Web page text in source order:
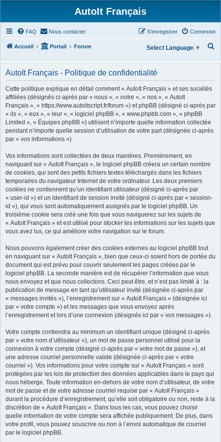
AutoIt Français
FAQ Nous contacter Connexion
S’enregistrer
Accueil Portail Forum
h
r
Select Language ▼
AutoIt Français - Politique de confidentialité
Cette politique explique en détail comment « AutoIt Français » et ses sociétés
affiliées (désignés ci-après par « nous », « notre », « nos », « AutoIt
Français », « https://www.autoitscript.fr/forum ») et phpBB (désigné ci-après par
« ils », « eux », « leur », « logiciel phpBB », « www.phpbb.com », « phpBB
Limited », « Équipes phpBB ») utilisent n’importe quelle information collectée
pendant n’importe quelle session d’utilisation de votre part (désignée ci-après
par « vos informations »).
Vos informations sont collectées de deux manières. Premièrement, en
naviguant sur « AutoIt Français », le logiciel phpBB créera un certain nombre
de cookies, qui sont des petits fichiers textes téléchargés dans les fichiers
temporaires du navigateur Internet de votre ordinateur. Les deux premiers
cookies ne contiennent qu’un identifiant utilisateur (désigné ci-après par
« user-id ») et un identifiant de session invité (désigné ci-après par « session-
id »), qui vous sont automatiquement assignés par le logiciel phpBB. Un
troisième cookie sera créé une fois que vous naviguerez sur les sujets de
« AutoIt Français » et est utilisé pour stocker les informations sur les sujets que
vous avez lus, ce qui améliore votre navigation sur le forum.
Nous pouvons également créer des cookies externes au logiciel phpBB tout
en naviguant sur « AutoIt Français », bien que ceux-ci soient hors de portée du
document qui est prévu pour couvrir seulement les pages créées par le
logiciel phpBB. La seconde manière est de récupérer l’information que vous
nous envoyez et que nous collectons. Ceci peut être, et n’est pas limité à : la
publication de message en tant qu’utilisateur invité (désignée ci-après par
« messages invités »), l’enregistrement sur « AutoIt Français » (désignée ici
par « votre compte ») et les messages que vous envoyez après
l’enregistrement et lors d’une connexion (désignés ici par « vos messages »).
Votre compte contiendra au minimum un identifiant unique (désigné ci-après
par « votre nom d’utilisateur »), un mot de passe personnel utilisé pour la
connexion à votre compte (désigné ci-après par « votre mot de passe »), et
une adresse courriel personnelle valide (désignée ci-après par « votre
courriel »). Vos informations pour votre compte sur « AutoIt Français » sont
protégées par les lois de protection des données applicables dans le pays qui
nous héberge. Toute information en-dehors de votre nom d’utilisateur, de votre
mot de passe et de votre adresse courriel requise par « AutoIt Français »
durant la procédure d’enregistrement, qu’elle soit obligatoire ou non, reste à la
discrétion de « AutoIt Français ». Dans tous les cas, vous pouvez choisir
quelle information de votre compte sera affichée publiquement. De plus, dans
votre profil, vous pouvez souscrire ou non à l’envoi automatique de courriel
par le logiciel phpBB.